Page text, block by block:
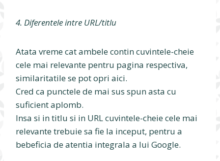
4. Diferentele intre URL/titlu
Atata vreme cat ambele contin cuvintele-cheie
cele mai relevante pentru pagina respectiva,
similaritatile se pot opri aici.
Cred ca punctele de mai sus spun asta cu
suficient aplomb.
Insa si in titlu si in URL cuvintele-cheie cele mai
relevante trebuie sa fie la inceput, pentru a
bebeficia de atentia integrala a lui Google.